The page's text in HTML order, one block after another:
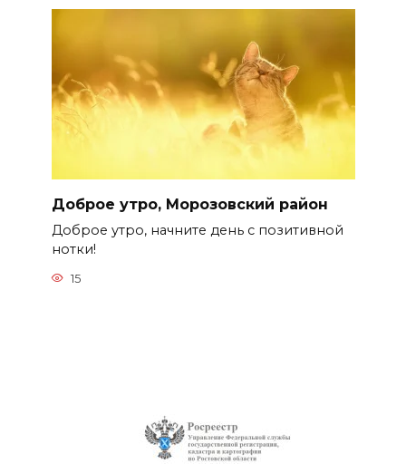
Доброе утро, Морозовский район
Доброе утро, начните день с позитивной
нотки!
15